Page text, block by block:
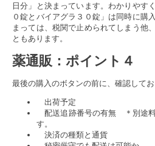
日分」と決まっています。わかりやす
０錠とバイアグラ３０錠」は同時に購
まっては、税関で止められてしまう他
ともあります。
薬通販 ：ポイント４
最後の購入のボタンの前に、確認して
出荷予定
配送追跡番号の有無 ＊別途
す。
決済の種類と通貨